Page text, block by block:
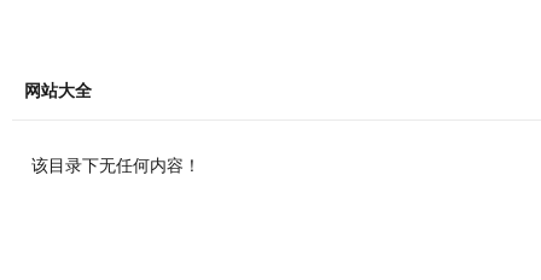
网站大全
该目录下无任何内容！